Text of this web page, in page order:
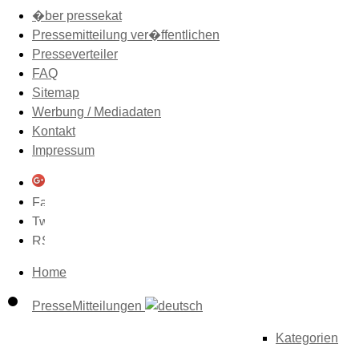
�ber pressekat
Pressemitteilung ver�ffentlichen
Presseverteiler
FAQ
Sitemap
Werbung / Mediadaten
Kontakt
Impressum
Home
PresseMitteilungen
Kategorien